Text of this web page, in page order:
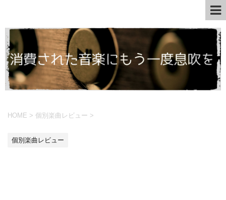
HOME > 個別楽曲レビュー >
個別楽曲レビュー